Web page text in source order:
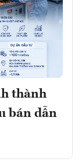
thành
bán dẫn